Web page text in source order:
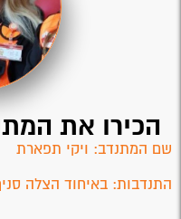
הכירו את
שם המתנדב: ויקי תפארת
התנדבות: באיחוד הצלה